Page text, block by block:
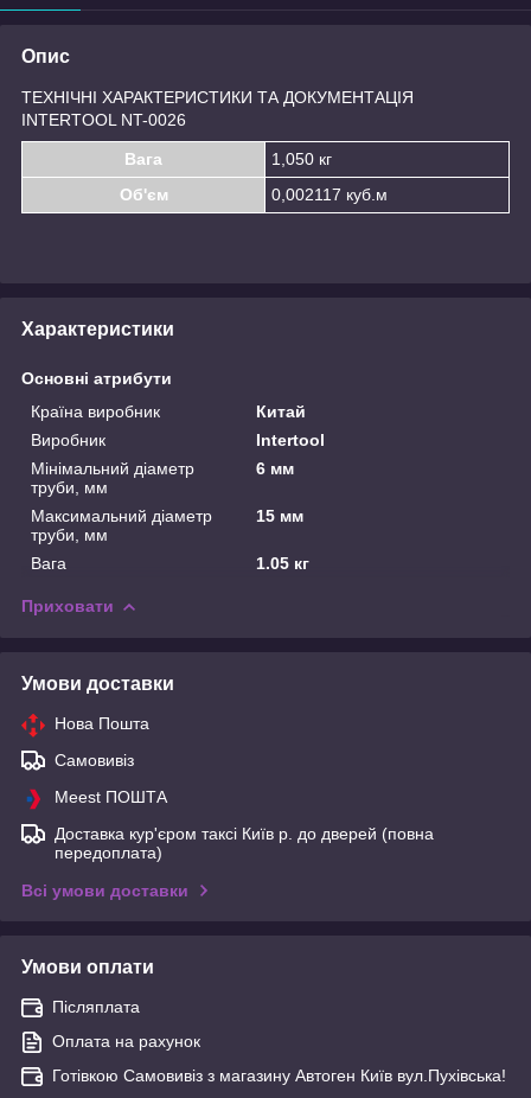
Опис
ТЕХНІЧНІ ХАРАКТЕРИСТИКИ ТА ДОКУМЕНТАЦІЯ
INTERTOOL NT-0026
Вага
1,050 кг
Об'єм
0,002117 куб.м
Характеристики
Основні атрибути
Країна виробник
Китай
Виробник
Intertool
Мінімальний діаметр
труби, мм
6 мм
Максимальний діаметр
труби, мм
15 мм
Вага 1.05 кг
Приховати
Умови доставки
Нова Пошта
Самовивіз
Meest ПОШТА
Доставка кур'єром таксі Київ р. до дверей (повна
передоплата)
Всі умови доставки
Умови оплати
Післяплата
Оплата на рахунок
Готівкою Самовивіз з магазину Автоген Київ вул.Пухівська!